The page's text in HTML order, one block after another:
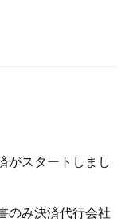
がスタートしまし
のみ決済代行会社